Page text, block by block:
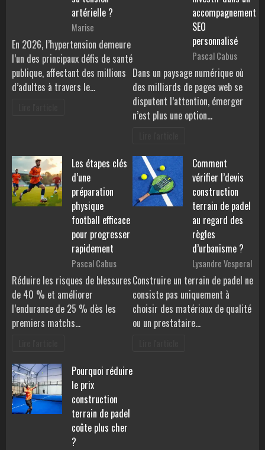
artérielle ?
Marise
En 2026, l’hypertension demeure
l’un des principaux défis de santé
publique, affectant des millions
d’adultes à travers le…
accompagnement
SEO
personnalisé
Pascal Cabus
Dans un paysage numérique où
des milliards de pages web se
disputent l’attention, émerger
n’est plus une option…
Les étapes clés
d’une
préparation
physique
football efficace
pour progresser
rapidement
Pascal Cabus
Réduire les risques de blessures
de 40 % et améliorer
l’endurance de 25 % dès les
premiers matchs…
Comment
vérifier l’devis
construction
terrain de padel
au regard des
règles
d’urbanisme ?
Lysandre Vesperal
Construire un terrain de padel ne
consiste pas uniquement à
choisir des matériaux de qualité
ou un prestataire…
Pourquoi réduire
le prix
construction
terrain de padel
coûte plus cher
?